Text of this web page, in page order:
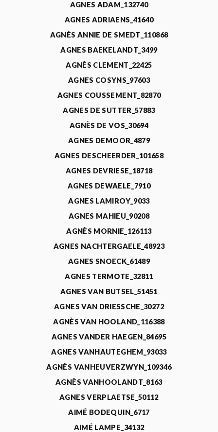
AGNES ADAM_132740
AGNES ADRIAENS_41640
AGNÈS ANNIE DE SMEDT_110868
AGNES BAEKELANDT_3499
AGNÈS CLEMENT_22425
AGNES COSYNS_97603
AGNES COUSSEMENT_82870
AGNES DE SUTTER_57883
AGNÈS DE VOS_30694
AGNES DEMOOR_4879
AGNES DESCHEERDER_101658
AGNES DEVRIESE_18718
AGNES DEWAELE_7910
AGNES LAMIROY_9033
AGNES MAHIEU_90208
AGNÈS MORNIE_126113
AGNES NACHTERGAELE_48923
AGNES SNOECK_61489
AGNES TERMOTE_32811
AGNES VAN BUTSEL_51451
AGNES VAN DRIESSCHE_30272
AGNÈS VAN HOOLAND_116388
AGNES VANDER HAEGEN_84695
AGNES VANHAUTEGHEM_93033
AGNÈS VANHEUVERZWYN_109346
AGNÈS VANHOOLANDT_8163
AGNES VERPLAETSE_50112
AIMÉ BODEQUIN_6717
AIMÉ LAMPE_34132